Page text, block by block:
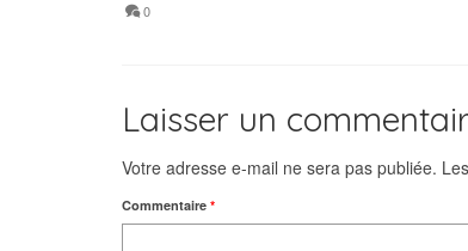
0
Laisser un
Votre adresse e-mail ne sera pas publiée.
Commentaire *